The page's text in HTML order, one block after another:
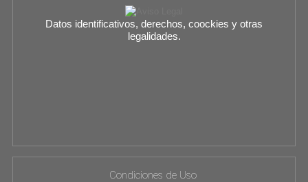
Datos identificativos, derechos, coockies y otras
legalidades.
Condiciones de Uso